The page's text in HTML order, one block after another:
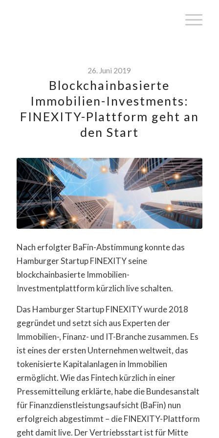
26. Juni 2019
Blockchainbasierte
Immobilien-Investments:
FINEXITY-Plattform geht an
den Start
Nach erfolgter BaFin-Abstimmung konnte das
Hamburger Startup FINEXITY seine
blockchainbasierte Immobilien-
Investmentplattform kürzlich live schalten.
Das Hamburger Startup FINEXITY wurde 2018
gegründet und setzt sich aus Experten der
Immobilien-, Finanz- und IT-Branche zusammen. Es
ist eines der ersten Unternehmen weltweit, das
tokenisierte Kapitalanlagen in Immobilien
ermöglicht. Wie das Fintech kürzlich in einer
Pressemitteilung erklärte, habe die Bundesanstalt
für Finanzdienstleistungsaufsicht (BaFin) nun
erfolgreich abgestimmt – die FINEXITY-Plattform
geht damit live. Der Vertriebsstart ist für Mitte